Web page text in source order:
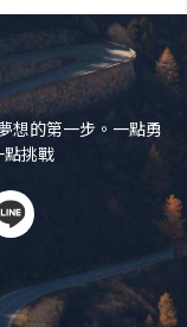
想的第一步。一點勇
挑戰